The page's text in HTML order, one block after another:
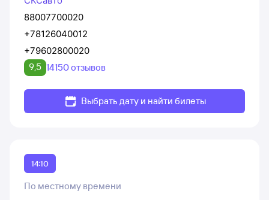
88007700020
+78126040012
+79602800020
9,5 14150 отзывов
Выбрать дату и найти билеты
14:10
По местному времени